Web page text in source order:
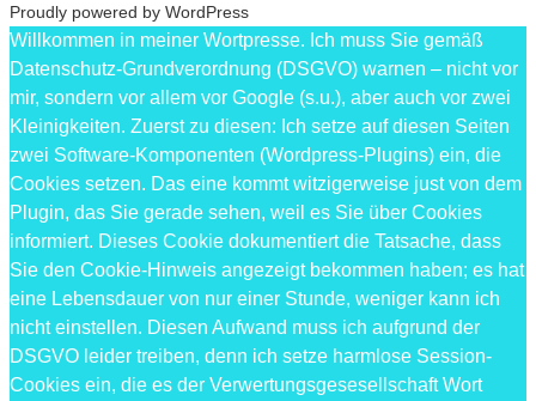
Proudly powered by WordPress
Willkommen in meiner Wortpresse. Ich muss Sie gemäß
Datenschutz-Grundverordnung (DSGVO) warnen – nicht vor
mir, sondern vor allem vor Google (s.u.), aber auch vor zwei
Kleinigkeiten. Zuerst zu diesen: Ich setze auf diesen Seiten
zwei Software-Komponenten (Wordpress-Plugins) ein, die
Cookies setzen. Das eine kommt witzigerweise just von dem
Plugin, das Sie gerade sehen, weil es Sie über Cookies
informiert. Dieses Cookie dokumentiert die Tatsache, dass
Sie den Cookie-Hinweis angezeigt bekommen haben; es hat
eine Lebensdauer von nur einer Stunde, weniger kann ich
nicht einstellen. Diesen Aufwand muss ich aufgrund der
DSGVO leider treiben, denn ich setze harmlose Session-
Cookies ein, die es der Verwertungsgesesellschaft Wort